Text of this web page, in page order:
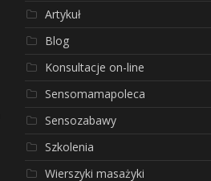
Artykuł
Blog
Konsultacje on-line
Sensomamapoleca
Sensozabawy
Szkolenia
Wierszyki masażyki